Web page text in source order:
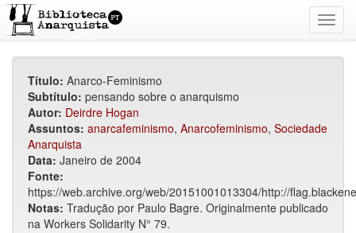
Título: Anarco-Feminismo
Subtítulo: pensando sobre o anarquismo
Autor: Deirdre Hogan
Assuntos: anarcafeminismo, Anarcofeminismo, Sociedade
Anarquista
Data: Janeiro de 2004
Fonte:
https://web.archive.org/web/20151001013304/http://
Notas: Tradução por Paulo Bagre. Originalmente publicado
na Workers Solidarity N° 79.